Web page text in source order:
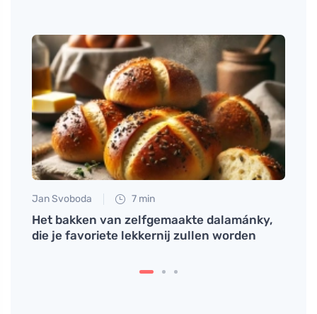
Jan Svoboda 7 min
Het bakken van zelfgemaakte dalamánky,
die je favoriete lekkernij zullen worden